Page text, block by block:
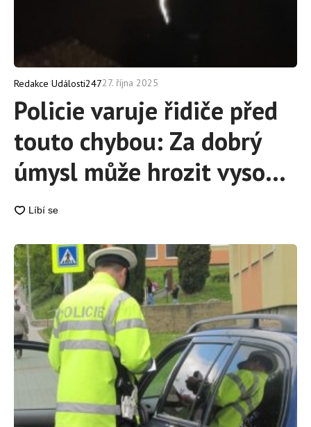
Redakce Události24727. října 2025
Policie varuje řidiče před
touto chybou: Za dobrý
úmysl může hrozit vysoká
pokuta